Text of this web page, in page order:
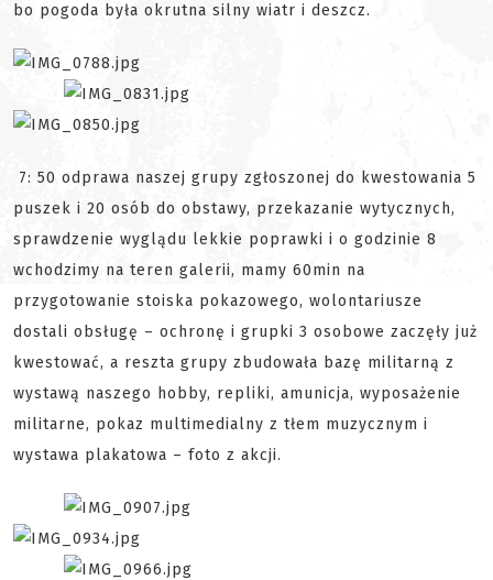
bo pogoda była okrutna silny wiatr i deszcz.
7: 50 odprawa naszej grupy zgłoszonej do kwestowania 5
puszek i 20 osób do obstawy, przekazanie wytycznych,
sprawdzenie wyglądu lekkie poprawki i o godzinie 8
wchodzimy na teren galerii, mamy 60min na
przygotowanie stoiska pokazowego, wolontariusze
dostali obsługę – ochronę i grupki 3 osobowe zaczęły już
kwestować, a reszta grupy zbudowała bazę militarną z
wystawą naszego hobby, repliki, amunicja, wyposażenie
militarne, pokaz multimedialny z tłem muzycznym i
wystawa plakatowa – foto z akcji.